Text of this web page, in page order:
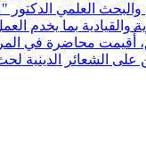
والبحث العلمي
والقيادية بما يخدم
محاضرة في المركز
المصلين للتبع يوم الجمعة 2025/9/19 لدعم الفعالية